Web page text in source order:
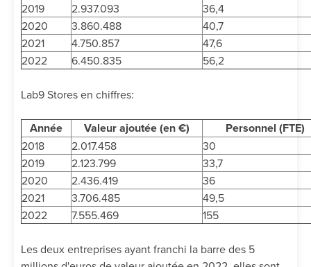
2019
2.937.093
36,4
2020
3.860.488
40,7
2021
4.750.857
47,6
2022
6.450.835 56,2
Lab9 Stores en chiffres:
Année Valeur ajoutée (en €) Personnel (FTE)
2018 2.017.458
30
2019
2.123.799
33,7
2020
2.436.419
36
2021
3.706.485
49,5
2022
7.555.469 155
Les deux entreprises ayant franchi la barre des 5